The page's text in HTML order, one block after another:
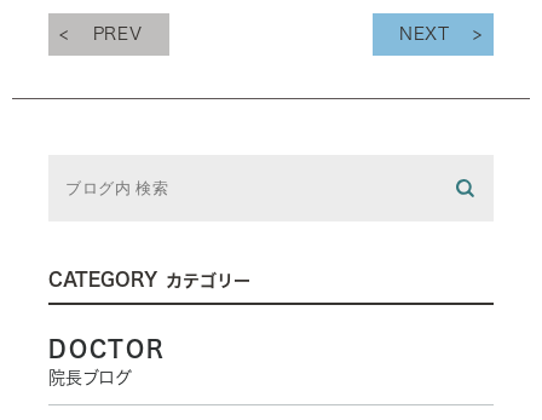
PREV NEXT
CATEGORY カテゴリー
DOCTOR
院長ブログ